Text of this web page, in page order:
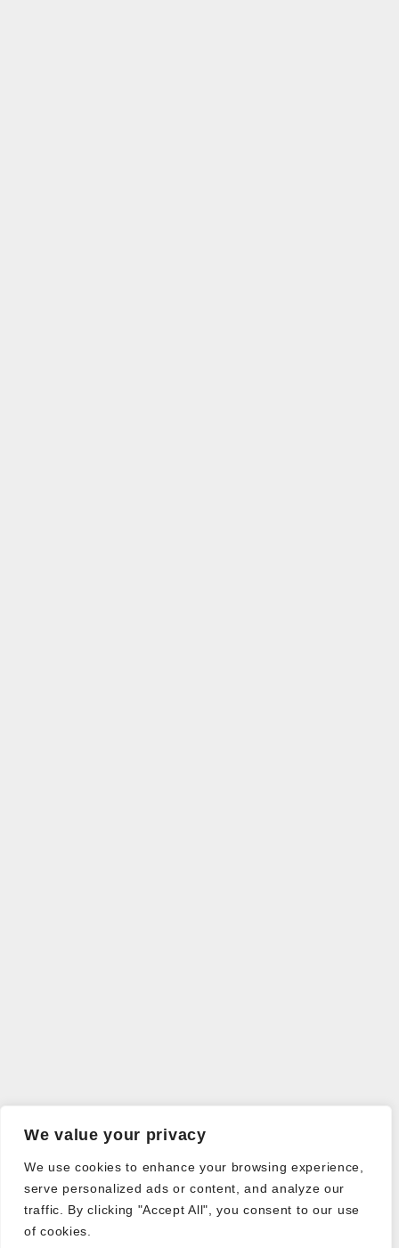
We value your privacy
We use cookies to enhance your browsing experience,
serve personalized ads or content, and analyze our
traffic. By clicking "Accept All", you consent to our use
of cookies.